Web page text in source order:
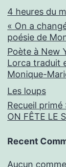
4 heures du
« On a
poésie de
Poète à New
Lorca traduit
Monique-
Les loups
Recueil primé
ON FÊTE LE
Recent
Aucun